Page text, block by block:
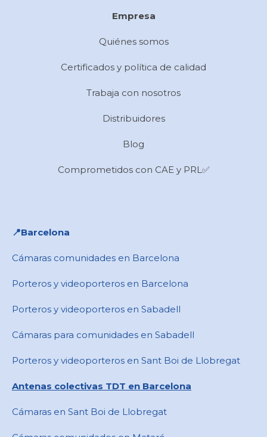
Empresa
Quiénes somos
Certificados y política de calidad
Trabaja con nosotros
Distribuidores
Blog
Comprometidos con CAE y PRL✅
📍​Barcelona
Cámaras comunidades en Barcelona
Porteros y videoporteros en Barcelona
Porteros y videoporteros en Sabadell
Cámaras para comunidades en ​Sabadell
Porteros y videoporteros en ​Sant Boi de Llobregat
Antenas colectivas TDT en Barcelona
Cámaras en ​Sant Boi de Llobregat